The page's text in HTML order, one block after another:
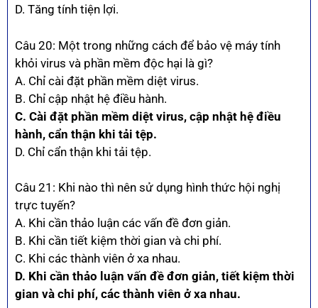
D. Tăng tính tiện lợi.
Câu 20: Một trong những cách để bảo vệ máy tính
khỏi virus và phần mềm độc hại là gì?
A. Chỉ cài đặt phần mềm diệt virus.
B. Chỉ cập nhật hệ điều hành.
C. Cài đặt phần mềm diệt virus, cập nhật hệ điều
hành, cẩn thận khi tải tệp.
D. Chỉ cẩn thận khi tải tệp.
Câu 21: Khi nào thì nên sử dụng hình thức hội nghị
trực tuyến?
A. Khi cần thảo luận các vấn đề đơn giản.
B. Khi cần tiết kiệm thời gian và chi phí.
C. Khi các thành viên ở xa nhau.
D. Khi cần thảo luận vấn đề đơn giản, tiết kiệm thời
gian và chi phí, các thành viên ở xa nhau.